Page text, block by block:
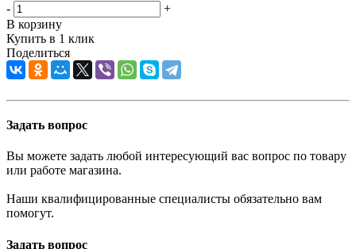
-
+
В корзину
Купить в 1 клик
Поделиться
Задать вопрос
Вы можете задать любой интересующий вас вопрос по товару
или работе магазина.
Наши квалифицированные специалисты обязательно вам
помогут.
Задать вопрос